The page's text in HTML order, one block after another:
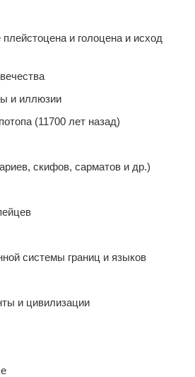
и голоцена и исход
и иллюзии
(11700 лет назад)
скифов, сарматов и др.)
системы границ и языков
и цивилизации